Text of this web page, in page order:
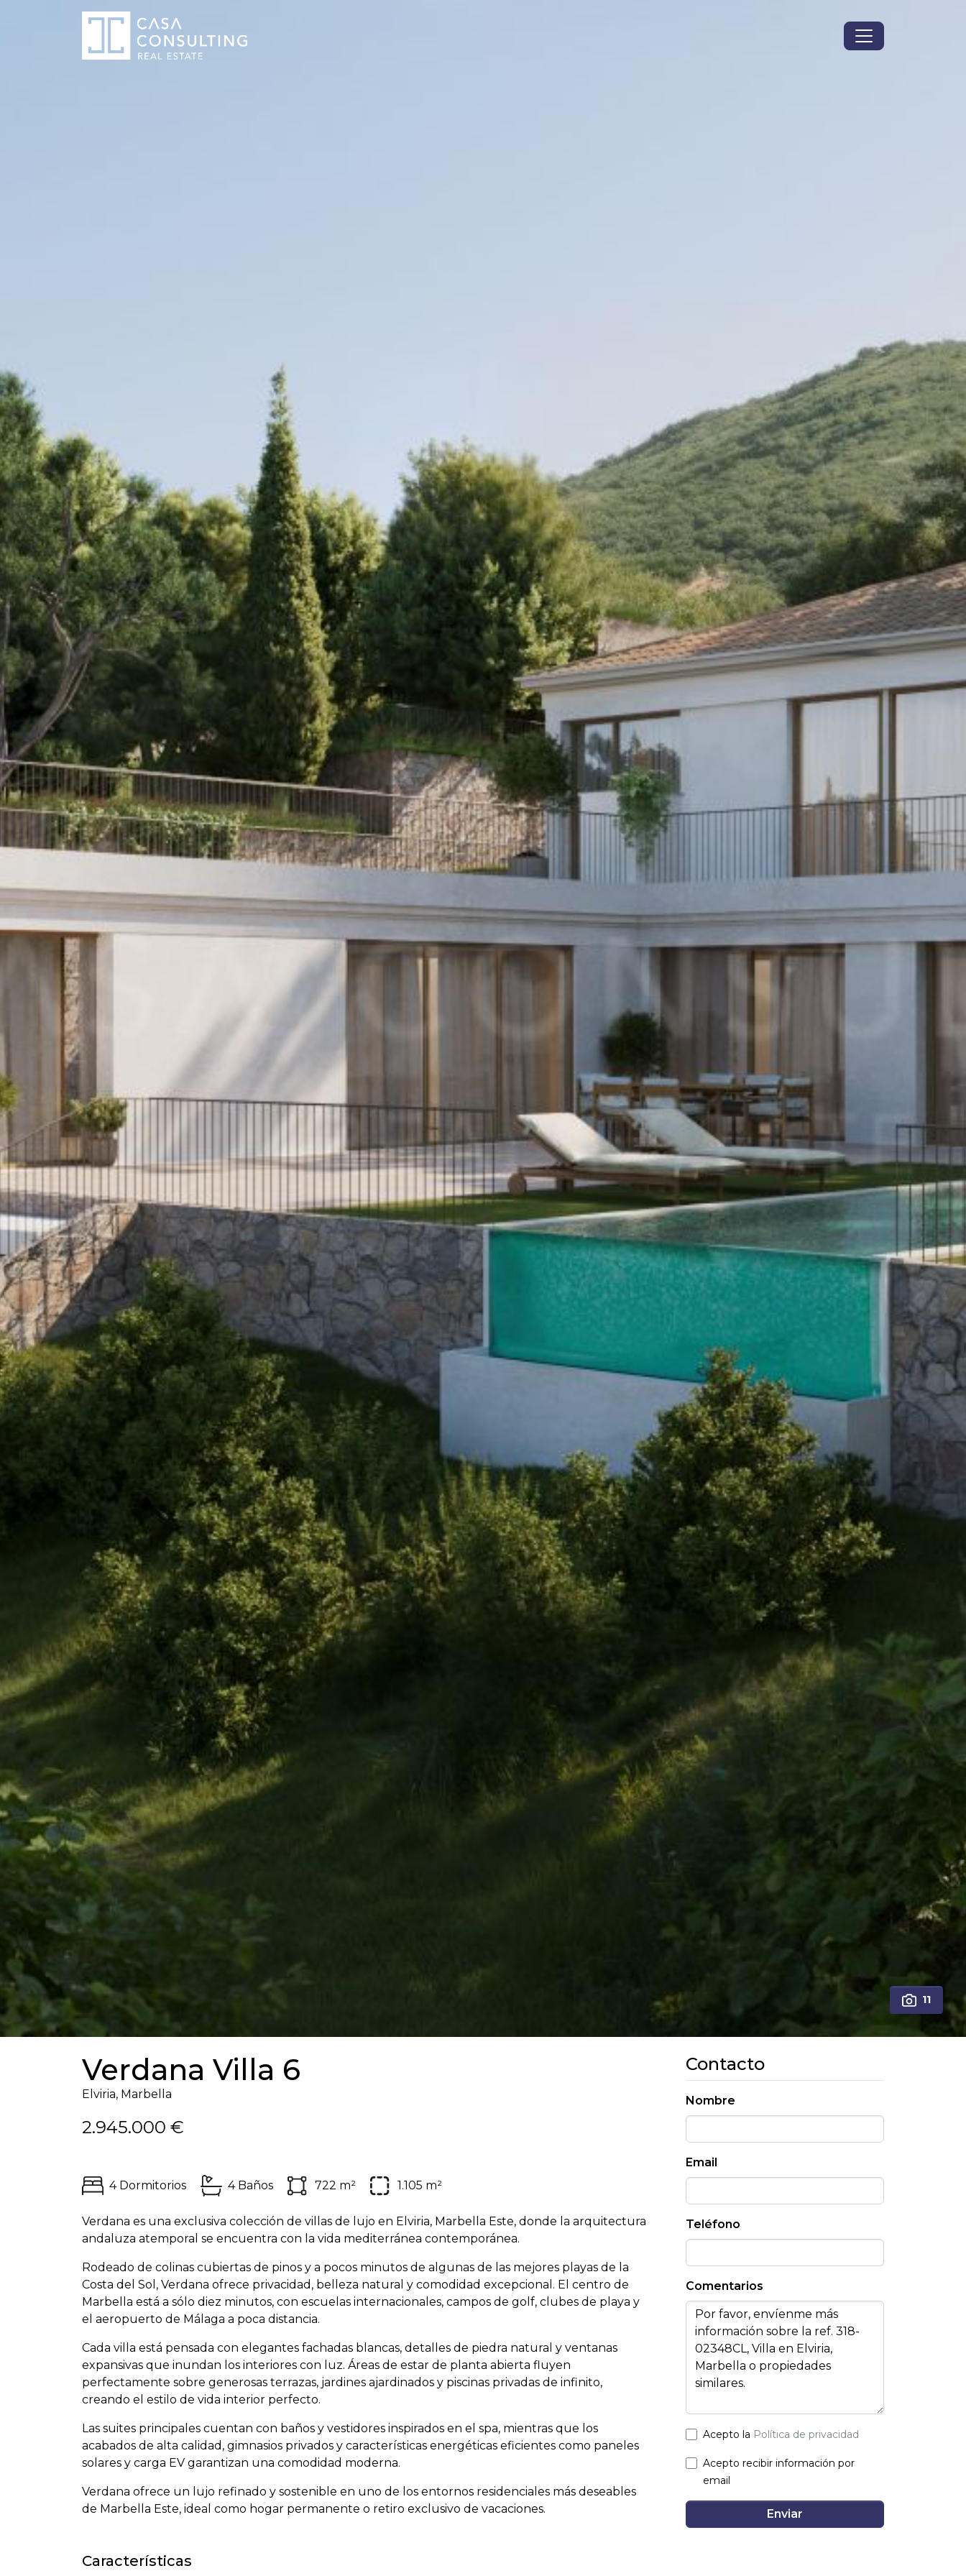
11
Verdana Villa 6
Elviria, Marbella
2.945.000 €
4 Dormitorios 4 Baños 722 m² 1.105 m²
Verdana es una exclusiva colección de villas de lujo en Elviria, Marbella Este, donde la arquitectura
andaluza atemporal se encuentra con la vida mediterránea contemporánea.
Rodeado de colinas cubiertas de pinos y a pocos minutos de algunas de las mejores playas de la
Costa del Sol, Verdana ofrece privacidad, belleza natural y comodidad excepcional. El centro de
Marbella está a sólo diez minutos, con escuelas internacionales, campos de golf, clubes de playa y
el aeropuerto de Málaga a poca distancia.
Cada villa está pensada con elegantes fachadas blancas, detalles de piedra natural y ventanas
expansivas que inundan los interiores con luz. Áreas de estar de planta abierta fluyen
perfectamente sobre generosas terrazas, jardines ajardinados y piscinas privadas de infinito,
creando el estilo de vida interior perfecto.
Las suites principales cuentan con baños y vestidores inspirados en el spa, mientras que los
acabados de alta calidad, gimnasios privados y características energéticas eficientes como paneles
solares y carga EV garantizan una comodidad moderna.
Verdana ofrece un lujo refinado y sostenible en uno de los entornos residenciales más deseables
de Marbella Este, ideal como hogar permanente o retiro exclusivo de vacaciones.
Características
Contacto
Nombre
Email
Teléfono
Comentarios
Acepto la Política de privacidad
Acepto recibir información por
email
Enviar